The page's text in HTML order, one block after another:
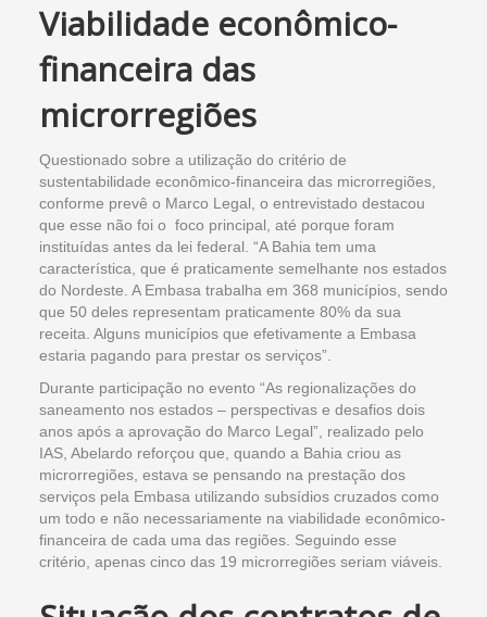
Viabilidade econômico-
financeira das
microrregiões
Questionado sobre a utilização do critério de
sustentabilidade econômico-financeira das microrregiões,
conforme prevê o Marco Legal, o entrevistado destacou
que esse não foi o foco principal, até porque foram
instituídas antes da lei federal. “A Bahia tem uma
característica, que é praticamente semelhante nos estados
do Nordeste. A Embasa trabalha em 368 municípios, sendo
que 50 deles representam praticamente 80% da sua
receita. Alguns municípios que efetivamente a Embasa
estaria pagando para prestar os serviços”.
Durante participação no evento “As regionalizações do
saneamento nos estados – perspectivas e desafios dois
anos após a aprovação do Marco Legal”, realizado pelo
IAS, Abelardo reforçou que, quando a Bahia criou as
microrregiões, estava se pensando na prestação dos
serviços pela Embasa utilizando subsídios cruzados como
um todo e não necessariamente na viabilidade econômico-
financeira de cada uma das regiões. Seguindo esse
critério, apenas cinco das 19 microrregiões seriam viáveis.